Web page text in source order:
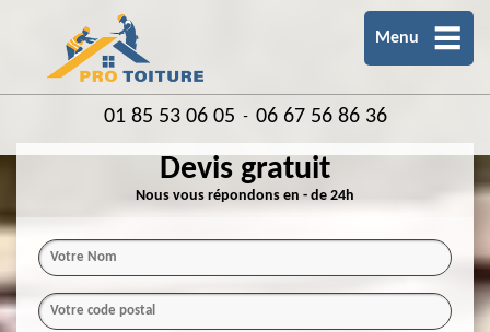
Menu
01 85 53 06 05 - 06 67 56 86 36
Devis gratuit
Nous vous répondons en - de 24h